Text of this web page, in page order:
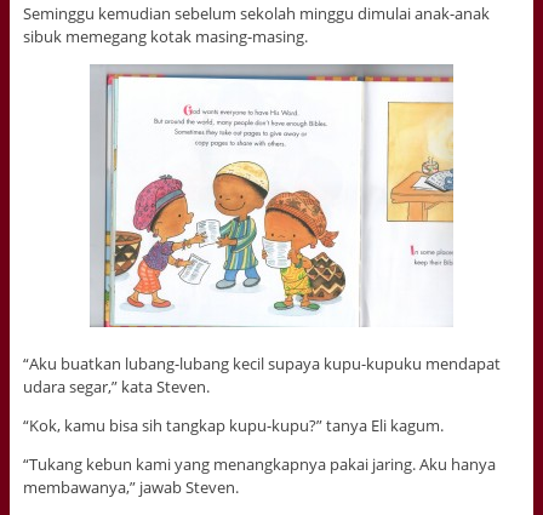
Seminggu kemudian sebelum sekolah minggu dimulai anak-anak
sibuk memegang kotak masing-masing.
“Aku buatkan lubang-lubang kecil supaya kupu-kupuku mendapat
udara segar,” kata Steven.
“Kok, kamu bisa sih tangkap kupu-kupu?” tanya Eli kagum.
“Tukang kebun kami yang menangkapnya pakai jaring. Aku hanya
membawanya,” jawab Steven.